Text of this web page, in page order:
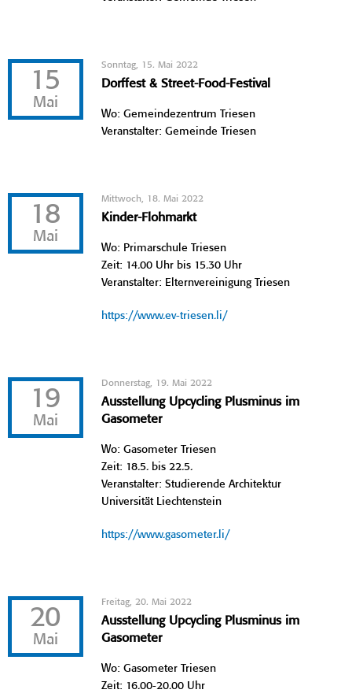
15
Mai
Sonntag, 15. Mai 2022
Dorffest & Street-Food-Festival
Wo: Gemeindezentrum Triesen
Veranstalter: Gemeinde Triesen
18
Mai
Mittwoch, 18. Mai 2022
Kinder-Flohmarkt
Wo: Primarschule Triesen
Zeit: 14.00 Uhr bis 15.30 Uhr
Veranstalter: Elternvereinigung Triesen
https://www.ev-triesen.li/
19
Mai
Donnerstag, 19. Mai 2022
Ausstellung Upcycling Plusminus im
Gasometer
Wo: Gasometer Triesen
Zeit: 18.5. bis 22.5.
Veranstalter: Studierende Architektur
Universität Liechtenstein
https://www.gasometer.li/
20
Mai
Freitag, 20. Mai 2022
Ausstellung Upcycling Plusminus im
Gasometer
Wo: Gasometer Triesen
Zeit: 16.00-20.00 Uhr